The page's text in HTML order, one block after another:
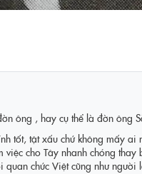
ông , hay cụ thể là đờn ông
tốt, tật xấu chứ không mấy
cho Tây nhanh chóng
chức Việt cũng như người